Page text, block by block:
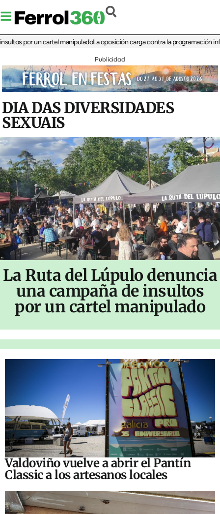
por un cartel manipuladoLa oposición carga contra la programación infantil
Publicidad
DIA DAS DIVERSIDADES
SEXUAIS
La Ruta del Lúpulo denuncia
una campaña de insultos
por un cartel manipulado
Valdoviño vuelve a abrir el Pantín
Classic a los artesanos locales